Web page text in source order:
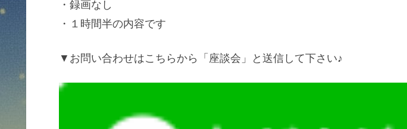
・録画なし
・１時間半の内容です
▼お問い合わせはこちらから「座談会」と送信して下さい♪